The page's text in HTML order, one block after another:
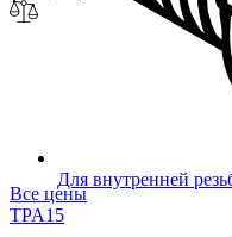
Для внутренней
Все цены
TPA15